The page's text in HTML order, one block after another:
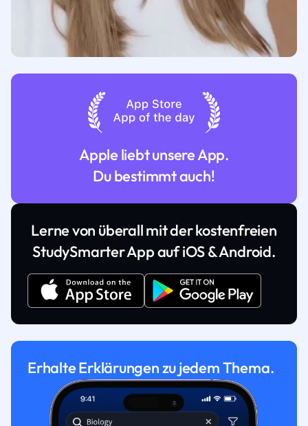
Apple liebt unsere App.
Du bestimmt auch!
Lerne von überall mit der kostenfreien
StudySmarter App auf iOS & Android.
Erhalte Erklärungen zu jedem Thema.